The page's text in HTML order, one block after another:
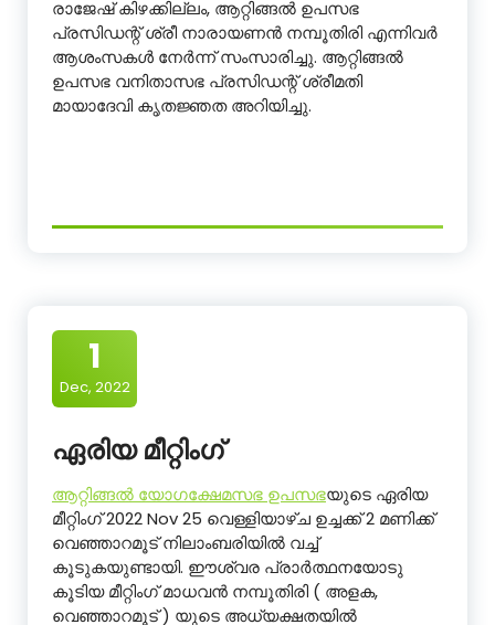
രാജേഷ് കിഴക്കില്ലം, ആറ്റിങ്ങൽ ഉപസഭ
പ്രസിഡന്റ് ശ്രീ നാരായണൻ നമ്പൂതിരി എന്നിവർ
ആശംസകൾ നേർന്ന് സംസാരിച്ചു. ആറ്റിങ്ങൽ
ഉപസഭ വനിതാസഭ പ്രസിഡന്റ് ശ്രീമതി
മായാദേവി കൃതജ്ഞത അറിയിച്ചു.
1
Dec, 2022
ഏരിയ മീറ്റിംഗ്
ആറ്റിങ്ങൽ യോഗക്ഷേമസഭ ഉപസഭയുടെ ഏരിയ
മീറ്റിംഗ് 2022 Nov 25 വെള്ളിയാഴ്ച ഉച്ചക്ക് 2 മണിക്ക്
വെഞ്ഞാറമൂട് നിലാംബരിയിൽ വച്ച്
കൂടുകയുണ്ടായി. ഈശ്വര പ്രാർത്ഥനയോടു
കൂടിയ മീറ്റിംഗ് മാധവൻ നമ്പൂതിരി ( അളക,
വെഞ്ഞാറമൂട് ) യുടെ അധ്യക്ഷതയിൽ